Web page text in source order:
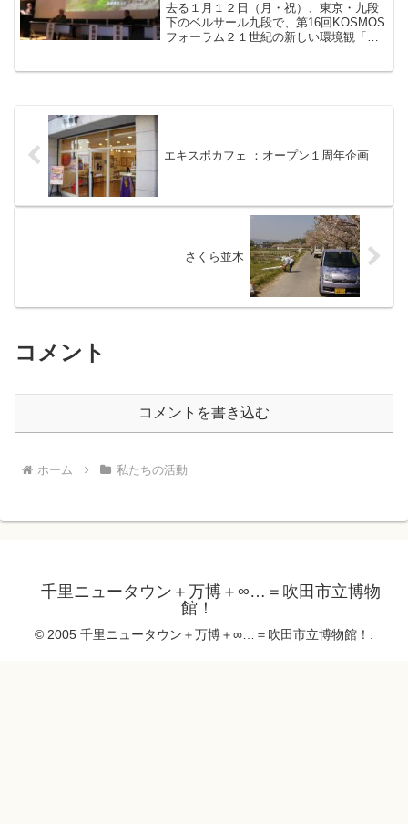
去る１月１２日（月・祝）、東京・九段
下のベルサール九段で、第16回KOSMOS
フォーラム２１世紀の新しい環境観「森
エキスポカフェ ：オープン１周年企画
さくら並木
コメント
コメントを書き込む
ホーム 私たちの活動
千里ニュータウン＋万博＋∞…＝吹田市立博物
館！
© 2005 千里ニュータウン＋万博＋∞…＝吹田市立博物館！.